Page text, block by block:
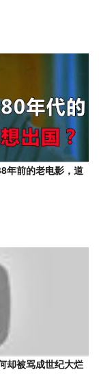
年前的老电影，道
却被骂成世纪大烂